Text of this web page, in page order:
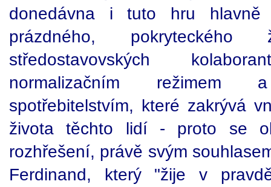
donedávna i tuto hru hlavně
prázdného, pokryteckého
středostavovských
normalizačním režimem
spotřebitelstvím, které zakrývá
života těchto lidí - proto se
rozhřešení, právě svým
Ferdinand, který "žije v